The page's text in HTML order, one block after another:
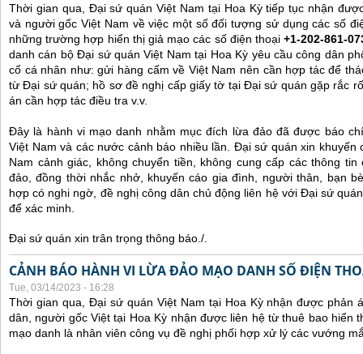
Thời gian qua, Đại sứ quán Việt Nam tại Hoa Kỳ tiếp tục nhận
và người gốc Việt Nam về việc một số đối tượng sử dụng các số
những trường hợp hiển thị giả mạo các số điện thoại+1-202-861-
danh cán bộ Đại sứ quán Việt Nam tại Hoa Kỳ yêu cầu công dân
cố cá nhân như: gửi hàng cấm về Việt Nam nên cần hợp tác để
từ Đại sứ quán; hồ sơ đề nghị cấp giấy tờ tại Đại sứ quán gặp rắc
án cần hợp tác điều tra v.v.
Đây là hành vi mạo danh nhằm mục đích lừa đảo đã được báo
Việt Nam và các nước cảnh báo nhiều lần. Đại sứ quán xin khuyến
Nam cảnh giác, không chuyển tiền, không cung cấp các thông
đảo, đồng thời nhắc nhở, khuyến cáo gia đình, người thân, bạn
hợp có nghi ngờ, đề nghị công dân chủ động liên hệ với Đại sứ
để xác minh.
Đại sứ quán xin trân trọng thông báo./.
CẢNH BÁO HÀNH VI LỪA ĐẢO MẠO DANH SỐ ĐIỆN
Tue, 03/14/2023 - 16:28
Thời gian qua, Đại sứ quán Việt Nam tại Hoa Kỳ nhận được phản
dân, người gốc Việt tại Hoa Kỳ nhận được liên hệ từ thuê bao hiển
mạo danh là nhân viên công vụ đề nghị phối hợp xử lý các vướng